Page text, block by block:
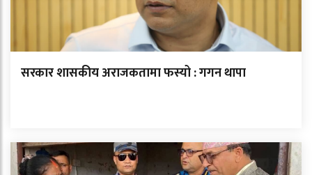
सरकार शासकीय अराजकतामा फस्यो : गगन थापा